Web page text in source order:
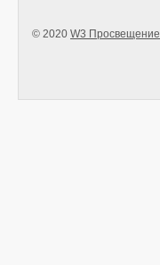
© 2020 W3 Просвещение